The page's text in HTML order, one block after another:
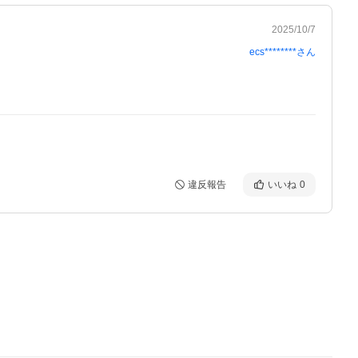
2025/10/7
ecs********さん
違反報告 いいね 0